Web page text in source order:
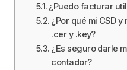
¿Puedo facturar
¿Por qué mi CSD
.cer y .key?
¿Es seguro darle
contador?